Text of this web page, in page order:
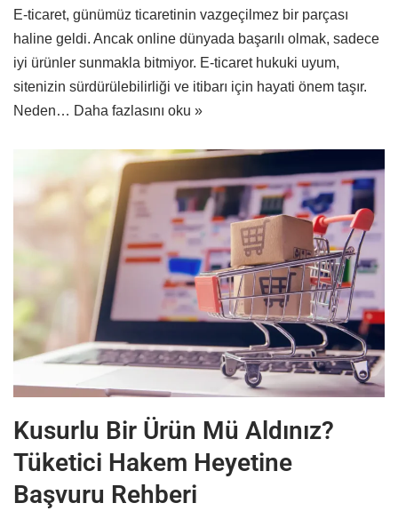
E-ticaret, günümüz ticaretinin vazgeçilmez bir parçası
haline geldi. Ancak online dünyada başarılı olmak, sadece
iyi ürünler sunmakla bitmiyor. E-ticaret hukuki uyum,
sitenizin sürdürülebilirliği ve itibarı için hayati önem taşır.
Neden… Daha fazlasını oku »
Kusurlu Bir Ürün Mü Aldınız?
Tüketici Hakem Heyetine
Başvuru Rehberi